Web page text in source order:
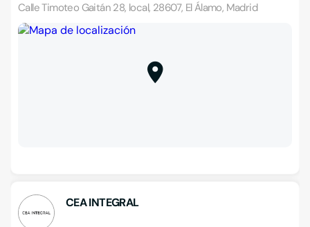
Calle Timoteo Gaitán 28, local, 28607, El Álamo, Madrid
CEA INTEGRAL